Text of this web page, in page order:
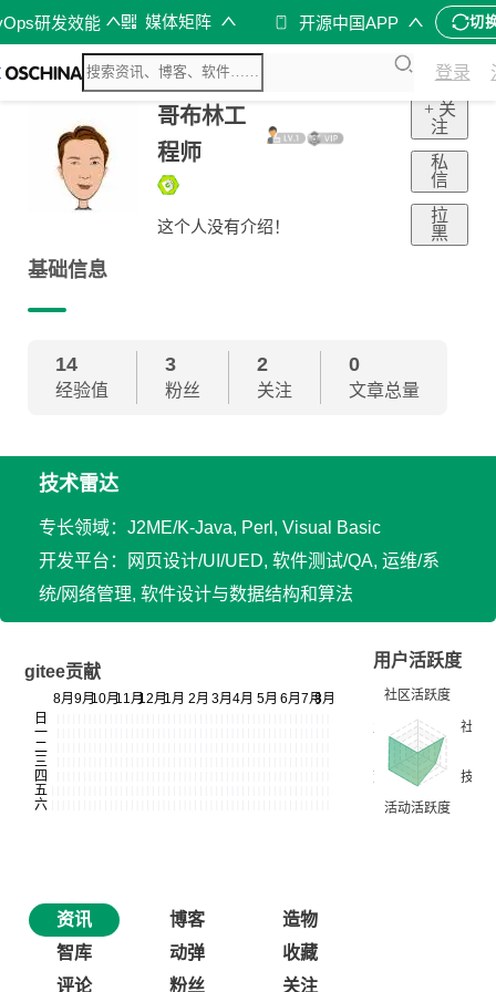
研发效能 媒体矩阵 开源中国APP 切
登录
哥布林工
程师
这个人没有介绍！
+ 关
注
私
信
拉
黑
基础信息
14
经验值
3
粉丝
2
关注
0
文章总量
技术雷达
专长领域：J2ME/K-Java, Perl, Visual Basic
开发平台：网页设计/UI/UED, 软件测试/QA, 运维/系
统/网络管理, 软件设计与数据结构和算法
gitee贡献
用户活跃度
资讯 博客
造物
智库
动弹
收藏
评论
粉丝 关注